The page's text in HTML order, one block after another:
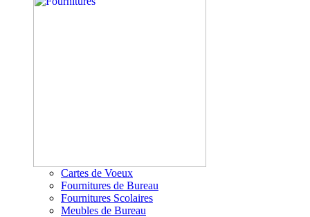
Cartes de Voeux
Fournitures de Bureau
Fournitures Scolaires
Meubles de Bureau